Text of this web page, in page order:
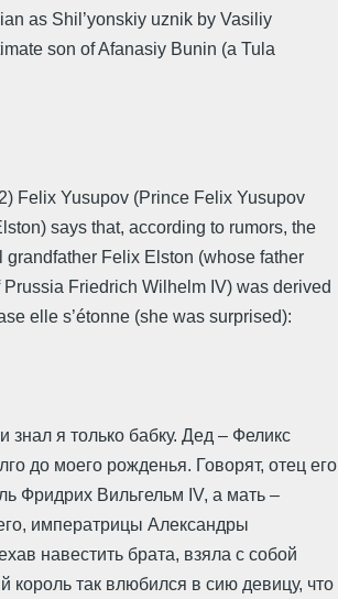
as Shil’yonskiy uznik by Vasiliy
son of Afanasiy Bunin (a Tula
Felix Yusupov (Prince Felix Yusupov
says that, according to rumors, the
grandfather Felix Elston (whose father
Friedrich Wilhelm IV) was derived
elle s’étonne (she was surprised):
знал я только бабку. Дед – Феликс
до моего рожденья. Говорят, отец его
Фридрих Вильгельм IV, а мать –
императрицы Александры
навестить брата, взяла с собой
король так влюбился в сию девицу, что